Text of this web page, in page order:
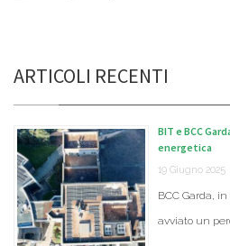
ARTICOLI RECENTI
BIT e BCC
energetica
19 Giugno 2025
BCC Garda,
avviato un